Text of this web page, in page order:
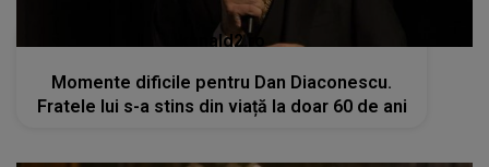
kanald2.ro
Momente dificile pentru Dan Diaconescu.
Fratele lui s-a stins din viață la doar 60 de ani